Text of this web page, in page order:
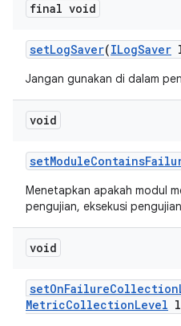
final void
setLogSaver(ILogSaver
Jangan gunakan di dalam
void
setModuleContains
Menetapkan apakah modul
pengujian, eksekusi
void
setOnFailureCollection
MetricCollectionLevel